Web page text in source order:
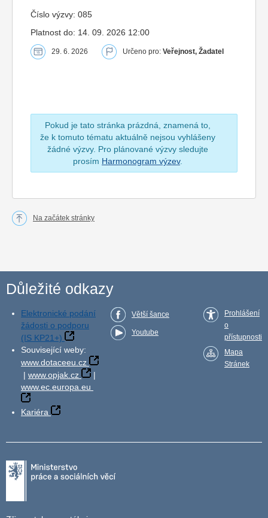
Číslo výzvy: 085
Platnost do: 14. 09. 2026 12:00
29. 6. 2026 Určeno pro: Veřejnost, Žadatel
Pokud je tato stránka prázdná, znamená to,
že k tomuto tématu aktuálně nejsou vyhlášeny
žádné výzvy. Pro plánované výzvy sledujte
prosím Harmonogram výzev.
Na začátek stránky
Důležité odkazy
Elektronické podání
žádosti o podporu
(IS KP21+)
Související weby:
www.dotaceeu.cz
| www.opjak.cz
|
www.ec.europa.eu
Kariéra
Větší šance
Youtube
Prohlášení
o
přístupnosti
Mapa
Stránek